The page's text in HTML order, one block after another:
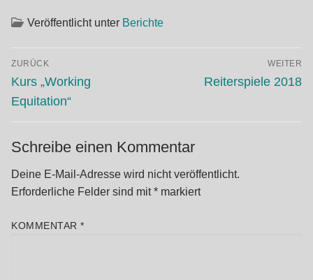
Veröffentlicht unter Berichte
Beitragsnavigation
ZURÜCK
Vorheriger
Beitrag:
Kurs „Working
Equitation“
WEITER
Nächster
Reiterspiele 2018
Schreibe einen Kommentar
Deine E-Mail-Adresse wird nicht veröffentlicht.
Erforderliche Felder sind mit* markiert
KOMMENTAR *